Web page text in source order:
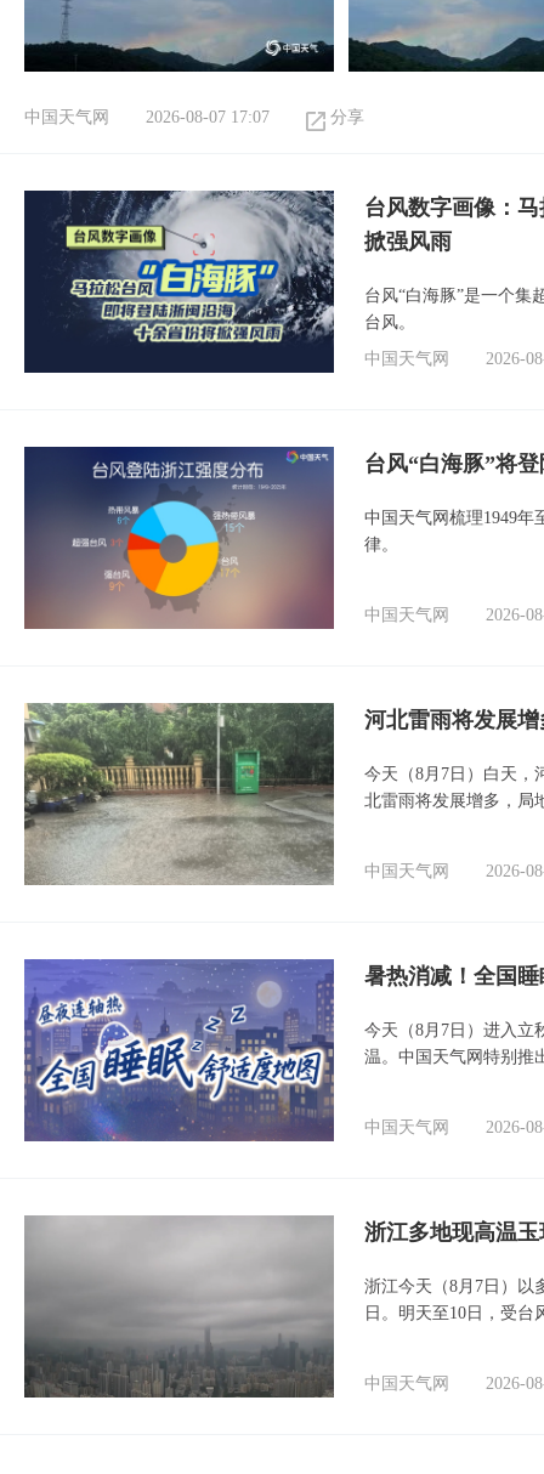
中国天气网 2026-08-07 17:07 分享
台风数字画像：
掀强风雨
台风“白海豚”是一个集
台风。
中国天气网
2026-
台风“白海豚”将
中国天气网梳理1949年
律。
中国天气网 2026-
河北雷雨将发展
今天（8月7日）白天，
北雷雨将发展增多，局
中国天气网 2026-
暑热消减！全国
今天（8月7日）进入立
温。中国天气网特别推
中国天气网 2026-
浙江多地现高温
浙江今天（8月7日）以
日。明天至10日，受台
中国天气网 2026-